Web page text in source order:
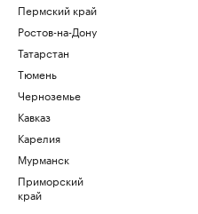
Пермский край
Ростов-на-Дону
Татарстан
Тюмень
Черноземье
Кавказ
Карелия
Мурманск
Приморский
край